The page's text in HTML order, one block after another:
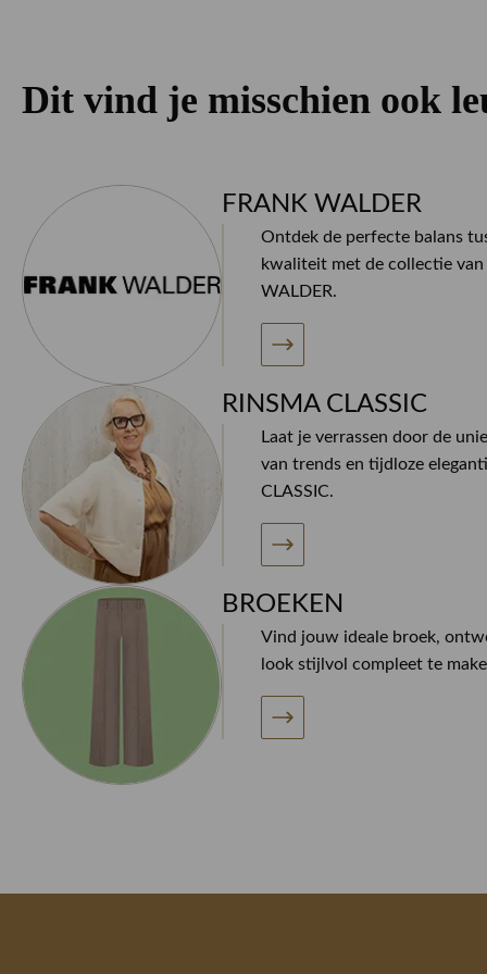
Dit vind je misschien ook
FRANK WALDER
Ontdek de perfecte balans
kwaliteit met de collectie van
WALDER.
RINSMA CLASSIC
Laat je verrassen door de
van trends en tijdloze
CLASSIC.
BROEKEN
Vind jouw ideale broek,
look stijlvol compleet te